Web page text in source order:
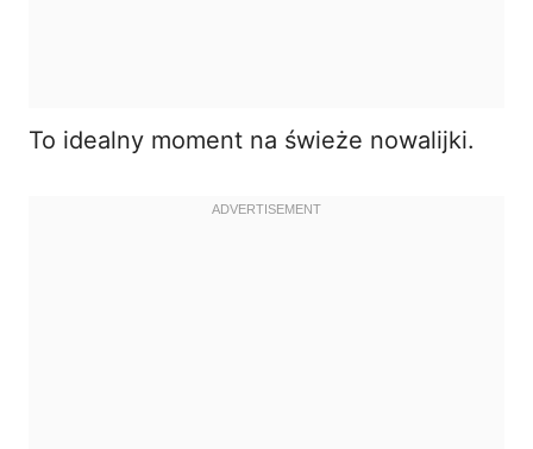
To idealny moment na świeże nowalijki.